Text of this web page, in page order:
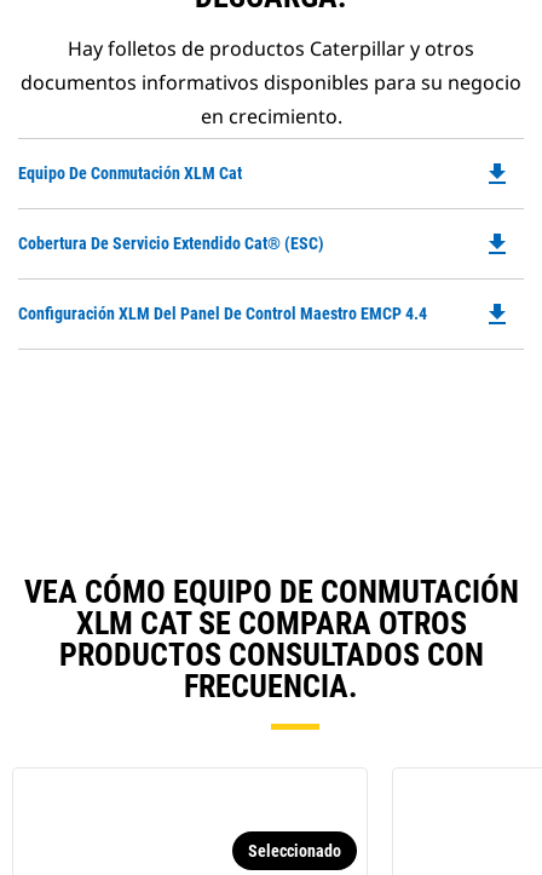
Hay folletos de productos Caterpillar y otros
documentos informativos disponibles para su negocio
en crecimiento.
Equipo De Conmutación XLM Cat
a
file_download
Cobertura De Servicio Extendido Cat® (ESC)
a
file_download
Configuración XLM Del Panel De Control Maestro EMCP 4.4 file_download
VEA CÓMO EQUIPO DE CONMUTACIÓN
XLM CAT SE COMPARA OTROS
PRODUCTOS CONSULTADOS CON
FRECUENCIA.
Seleccionado